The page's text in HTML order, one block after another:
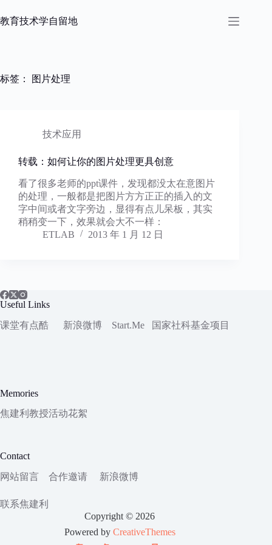
过
教育技术学自留地
标签： 图片处理
技术应用
转载：如何让你的图片处理更具创意
看了很多老师的ppt课件，发现都没太在意图片
的处理，一般都是把图片方方正正的插入的文
字中间或者文字旁边，显得有点儿呆板，其实
稍稍变一下，效果就会大不一样：
ETLAB
2013 年 1 月 12 日
Useful Links
课堂有点酷
新浪微博 Start.Me 国家社科基金项目
Memories
焦建利教授活动花絮
Contact
网站留言
合作邀请 新浪微博
联系焦建利
Copyright © 2026
Powered by CreativeThemes